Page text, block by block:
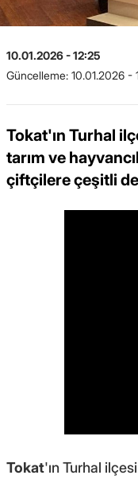
10.01.2026 - 12:25
Güncelleme: 10.01.2026 -
Tokat'ın Turhal
tarım ve
çiftçilere çeşitli
Tokat'ın Turhal